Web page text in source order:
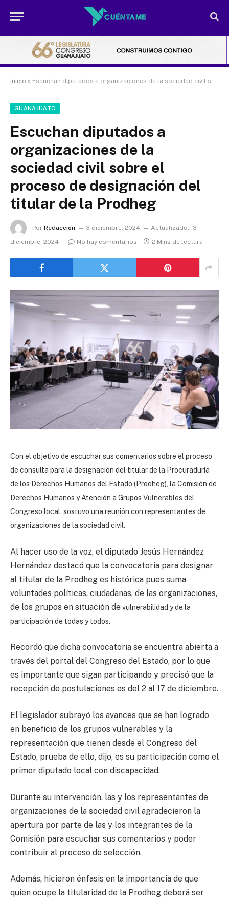
Inicio » Escuchan diputados a organizaciones de la sociedad civil sobre el proceso de designación del titular de la Prodheg
GUANAJUATO
Escuchan diputados a
organizaciones de la
sociedad civil sobre el
proceso de designación del
titular de la Prodheg
Por Redacción 3 diciembre, 2024 Actualizado:
3
diciembre, 2024
No hay comentarios 2 Mins de lectura
Con el objetivo de escuchar sus comentarios sobre el proceso
de consulta para la designación del titular de la Procuraduría
de los Derechos Humanos del Estado (Prodheg), la Comisión de
Derechos Humanos y Atención a Grupos Vulnerables del
Congreso local, sostuvo una reunión con representantes de
organizaciones de la sociedad civil.
Al hacer uso de la voz, el diputado Jesús Hernández
Hernández destacó que la convocatoria para designar
al titular de la Prodheg es histórica pues suma
voluntades políticas, ciudadanas, de las organizaciones,
de los grupos en situación de vulnerabilidad y de la
participación de todas y todos.
Recordó que dicha convocatoria se encuentra abierta a
través del portal del Congreso del Estado, por lo que
es importante que sigan participando y precisó que la
recepción de postulaciones es del 2 al 17 de diciembre.
El legislador subrayó los avances que se han logrado
en beneficio de los grupos vulnerables y la
representación que tienen desde el Congreso del
Estado, prueba de ello, dijo, es su participación como el
primer diputado local con discapacidad.
Durante su intervención, las y los representantes de
organizaciones de la sociedad civil agradecieron la
apertura por parte de las y los integrantes de la
Comisión para escuchar sus comentarios y poder
contribuir al proceso de selección.
Además, hicieron énfasis en la importancia de que
quien ocupe la titularidad de la Prodheg deberá ser